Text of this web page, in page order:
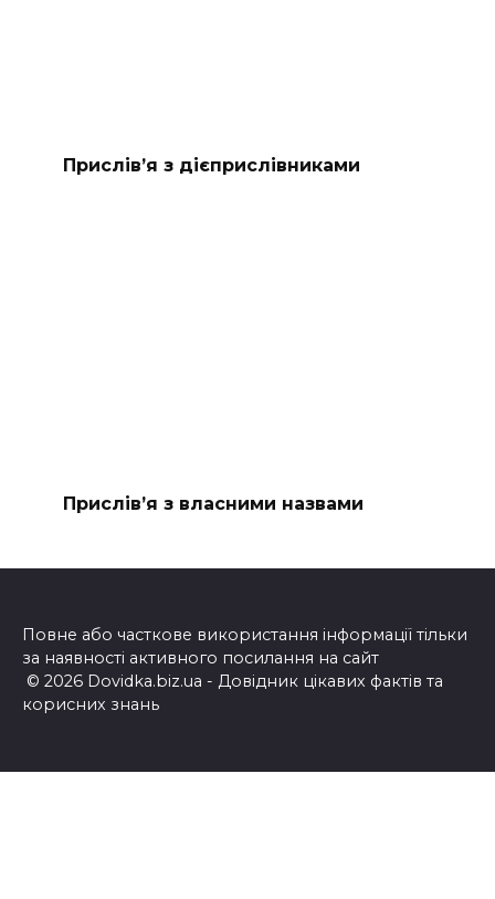
Прислів’я з дієприслівниками
Прислів’я з власними назвами
Повне або часткове використання інформації тільки
за наявності активного посилання на сайт
© 2026 Dovidka.biz.ua - Довідник цікавих фактів та
корисних знань